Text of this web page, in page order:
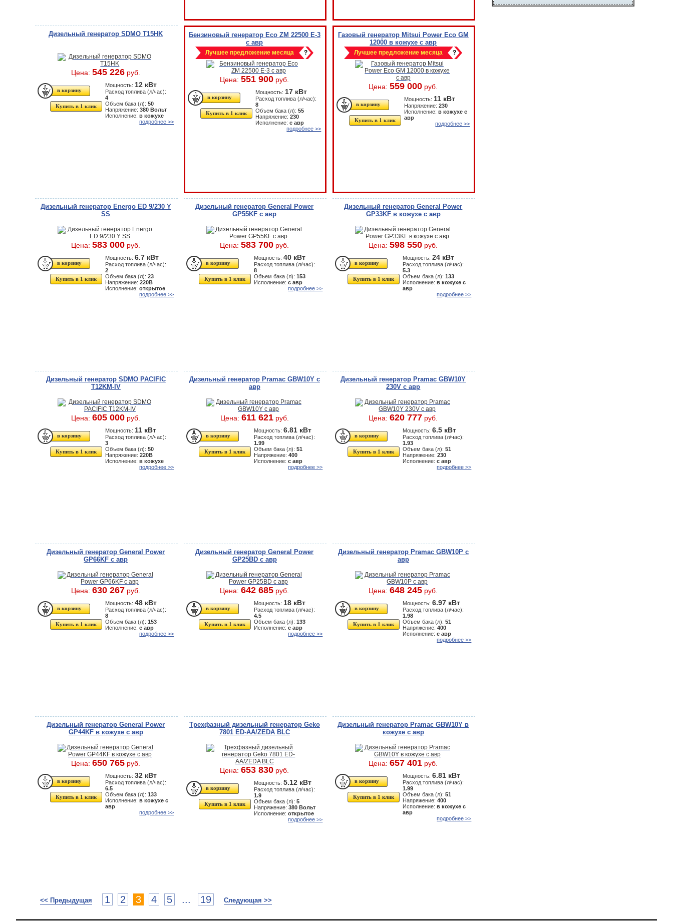
Дизельный генератор SDMO T15HK
Цена:545 226 руб.
Купить в 1 клик
Мощность: 12 кВт
Расход топлива (л/час):
4
Объем бака (л):50
Напряжение:380 Вольт
Исполнение:в кожухе
подробнее >>
Бензиновый генератор Eco ZM 22500 E-3
с авр
Лучшее предложение месяца ?
Цена:551 900 руб.
Купить в 1 клик
Мощность: 17 кВт
Расход топлива (л/час):
8
Объем бака (л):55
Напряжение:230
Исполнение:с авр
подробнее >>
Газовый генератор Mitsui Power Eco GM
12000 в кожухе с авр
Лучшее предложение месяца ?
Цена:559 000 руб.
Купить в 1 клик
Мощность: 11 кВт
Напряжение:230
Исполнение:в кожухе с
авр
подробнее >>
Дизельный генератор Energo ED 9/230 Y
SS
Цена:583 000 руб.
Купить в 1 клик
Мощность:6.7 кВт
Расход топлива (л/час):
2
Объем бака (л):23
Напряжение:220В
Исполнение:открытое
подробнее >>
Дизельный генератор General Power
GP55KF с авр
Цена:583 700 руб.
Купить в 1 клик
Мощность:40 кВт
Расход топлива (л/час):
8
Объем бака (л):153
Исполнение:с авр
подробнее >>
Дизельный генератор General Power
GP33KF в кожухе с авр
Цена:598 550 руб.
Купить в 1 клик
Мощность:24 кВт
Расход топлива (л/час):
5.3
Объем бака (л):133
Исполнение:в кожухе с
авр
подробнее >>
Дизельный генератор SDMO PACIFIC
T12KМ-IV
Цена:605 000 руб.
Купить в 1 клик
Мощность: 11 кВт
Расход топлива (л/час):
3
Объем бака (л):50
Напряжение:220В
Исполнение:в кожухе
подробнее >>
Дизельный генератор Pramac GBW10Y с
авр
Цена: 611 621руб.
Купить в 1 клик
Мощность:6.81 кВт
Расход топлива (л/час):
1.99
Объем бака (л):51
Напряжение:400
Исполнение:с авр
подробнее >>
Дизельный генератор Pramac GBW10Y
230V с авр
Цена:620 777 руб.
Купить в 1 клик
Мощность:6.5 кВт
Расход топлива (л/час):
1.93
Объем бака (л):51
Напряжение:230
Исполнение:с авр
подробнее >>
Дизельный генератор General Power
GP66KF с авр
Цена:630 267 руб.
Купить в 1 клик
Мощность:48 кВт
Расход топлива (л/час):
8
Объем бака (л):153
Исполнение:с авр
подробнее >>
Дизельный генератор General Power
GP25BD с авр
Цена:642 685 руб.
Купить в 1 клик
Мощность: 18 кВт
Расход топлива (л/час):
4.5
Объем бака (л):133
Исполнение:с авр
подробнее >>
Дизельный генератор Pramac GBW10P с
авр
Цена:648 245 руб.
Купить в 1 клик
Мощность:6.97 кВт
Расход топлива (л/час):
1.98
Объем бака (л):51
Напряжение:400
Исполнение:с авр
подробнее >>
Дизельный генератор General Power
GP44KF в кожухе с авр
Цена:650 765 руб.
Купить в 1 клик
Мощность:32 кВт
Расход топлива (л/час):
6.5
Объем бака (л):133
Исполнение:в кожухе с
авр
подробнее >>
Трехфазный дизельный генератор Geko
7801 ED-AA/ZEDA BLC
Цена:653 830 руб.
Купить в 1 клик
Мощность:5.12 кВт
Расход топлива (л/час):
1.9
Объем бака (л):5
Напряжение:380 Вольт
Исполнение:открытое
подробнее >>
Дизельный генератор Pramac GBW10Y в
кожухе с авр
Цена:657 401 руб.
Купить в 1 клик
Мощность:6.81 кВт
Расход топлива (л/час):
1.99
Объем бака (л):51
Напряжение:400
Исполнение:в кожухе с
авр
подробнее >>
<< Предыдущая 1 2 3 4 5 ... 19 Следующая >>